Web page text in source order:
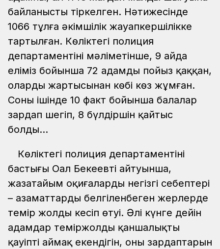
байланысты тіркелген. Нәтижесінде
1066 тұлға әкімшілік жауапкершілікке
тартылған. Көліктегі полиция
департаментінің мәліметінше, 9 айда
еліміз бойынша 72 адамды пойыз қаққан,
олардың жартысынан көбі көз жұмған.
Соның ішінде 10 факт бойынша балалар
зардап шегіп, 8 бүлдіршін қайтыс
болды...
Көліктегі полиция департаментінің
бастығы Оңал Бекеевтің айтуынша,
жазатайым оқиғалардың негізгі себептері
– азаматтардың белгіленбеген жерлерде
темір жолды кесіп өтуі. Әлі күнге дейін
адамдар теміржолдың қаншалықты
қауіпті аймақ екендігін, оның зардаптарын